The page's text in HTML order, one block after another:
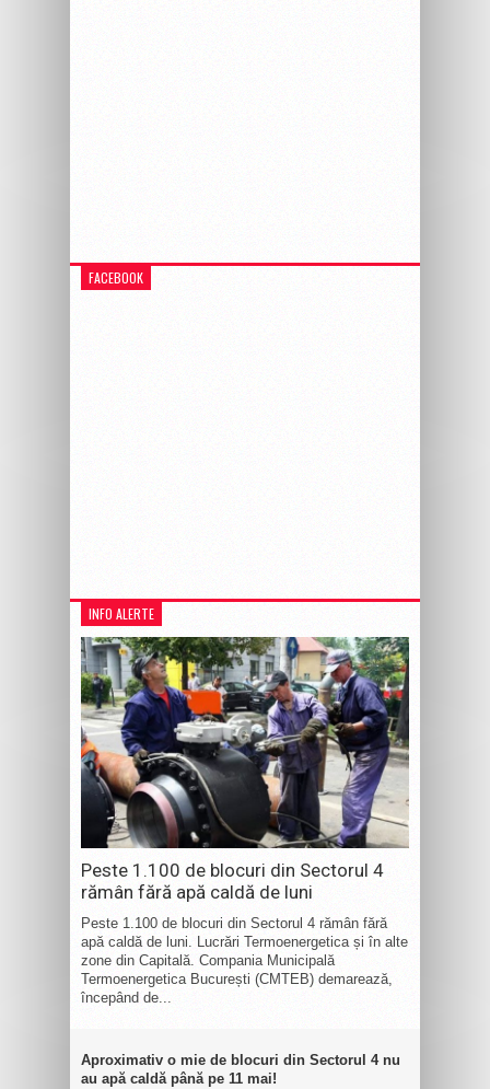
FACEBOOK
INFO ALERTE
Peste 1.100 de blocuri din Sectorul 4
rămân fără apă caldă de luni
Peste 1.100 de blocuri din Sectorul 4 rămân fără
apă caldă de luni. Lucrări Termoenergetica și în alte
zone din Capitală. Compania Municipală
Termoenergetica București (CMTEB) demarează,
începând de...
Aproximativ o mie de blocuri din Sectorul 4 nu
au apă caldă până pe 11 mai!